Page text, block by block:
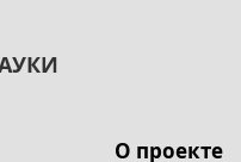
О проекте